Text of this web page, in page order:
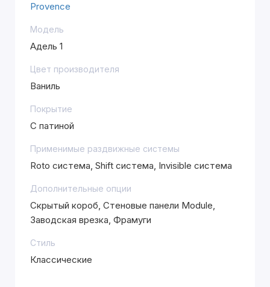
Provence
Модель
Адель 1
Цвет производителя
Ваниль
Покрытие
С патиной
Применимые раздвижные системы
Roto система, Shift система, Invisible система
Дополнительные опции
Скрытый короб, Стеновые панели Module,
Заводская врезка, Фрамуги
Стиль
Классические